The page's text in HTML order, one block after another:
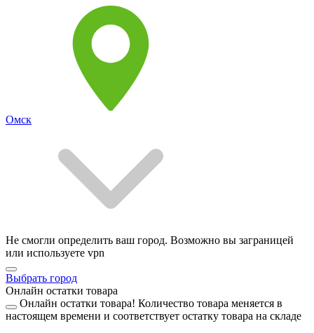
Омск
Не смогли определить ваш город. Возможно вы заграницей
или используете vpn
Выбрать город
Онлайн остатки товара
Онлайн остатки товара! Количество товара меняется в
настоящем времени и соответствует остатку товара на складе